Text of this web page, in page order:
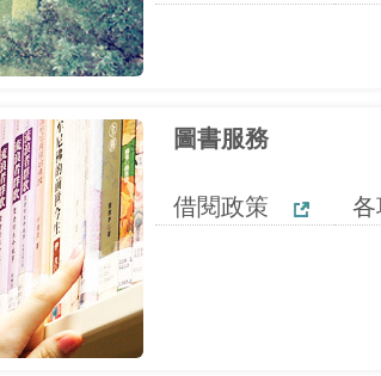
圖書服務
借閱政策 各